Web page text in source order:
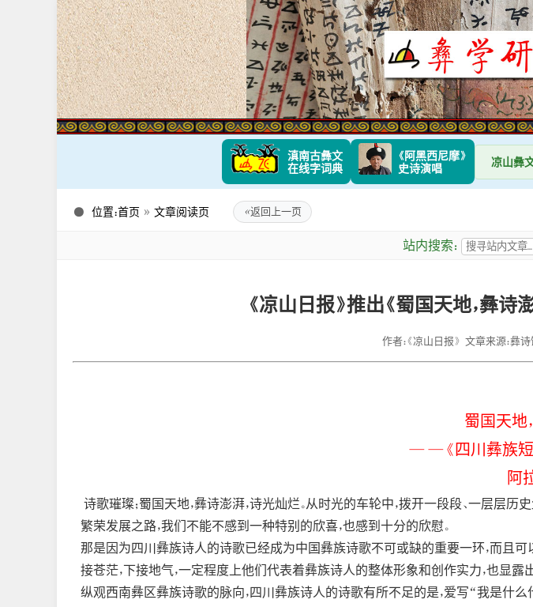
滇南古彝文
在线字词典
《阿黑西尼摩》
史诗演唱
凉山彝
位置：首页 » 文章阅读页 «返回上一页
站内搜索：
《凉山日报》推出《蜀国天地，彝诗
作者：《凉山日报》 文章来源：彝
蜀国天地
——《四川彝族短
阿
诗歌璀璨；蜀国天地，彝诗澎湃，诗光灿烂。从时光的车轮中，拨开一段段、一层
繁荣发展之路，我们不能不感到一种特别的欣喜，也感到十分的欣慰。
那是因为四川彝族诗人的诗歌已经成为中国彝族诗歌不可或缺的重要一环，而且
接苍茫，下接地气，一定程度上他们代表着彝族诗人的整体形象和创作实力，也显
纵观西南彝区彝族诗歌的脉向，四川彝族诗人的诗歌有所不足的是，爱写“我是什